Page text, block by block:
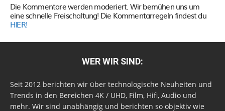
Die Kommentare werden moderiert. Wir bemühen uns um
eine schnelle Freischaltung! Die Kommentarregeln findest du
HIER!
WER WIR SIND:
Seit 2012 berichten wir über technologische Neuheiten und
Trends in den Bereichen 4K / UHD, Film, Hifi, Audio und
mehr. Wir sind unabhängig und berichten so objektiv wie